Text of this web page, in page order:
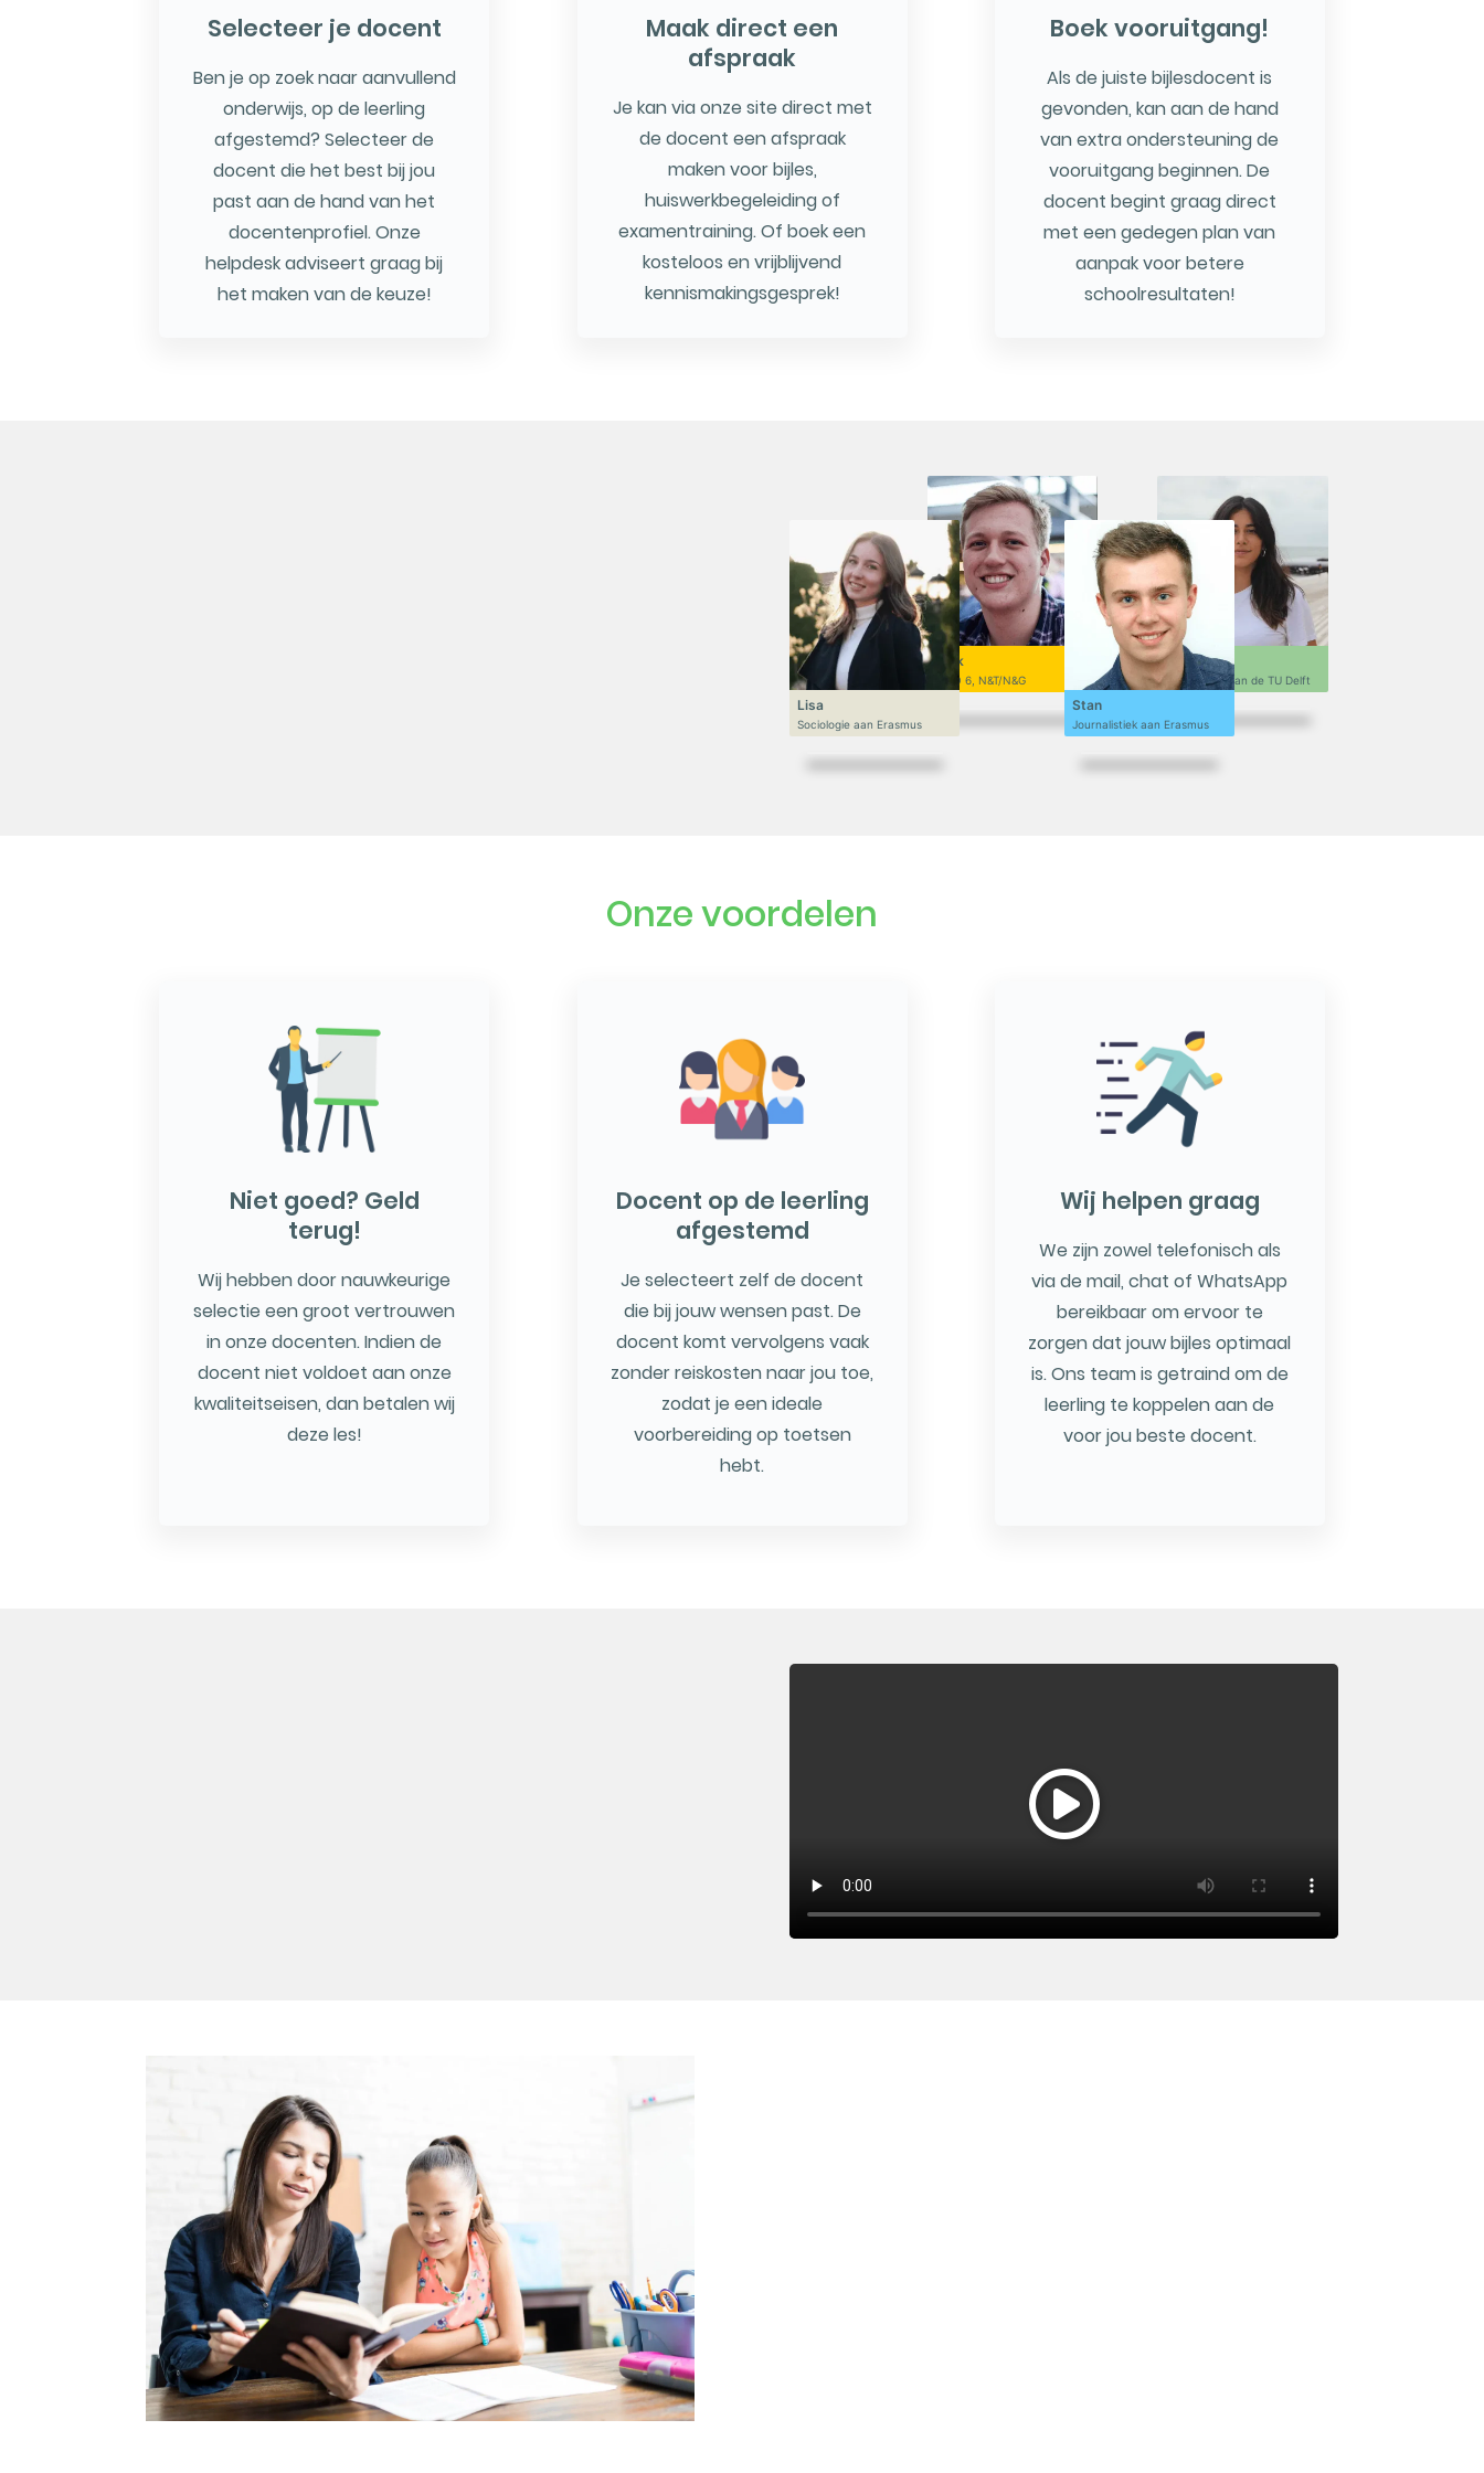
Selecteer je docent
Ben je op zoek naar aanvullend
onderwijs, op de leerling
afgestemd? Selecteer de
docent die het best bij jou
past aan de hand van het
docentenprofiel. Onze
helpdesk adviseert graag bij
het maken van de keuze!
Maak direct een
afspraak
Je kan via onze site direct met
de docent een afspraak
maken voor bijles,
huiswerkbegeleiding of
examentraining. Of boek een
kosteloos en vrijblijvend
kennismakingsgesprek!
Boek vooruitgang!
Als de juiste bijlesdocent is
gevonden, kan aan de hand
van extra ondersteuning de
vooruitgang beginnen. De
docent begint graag direct
met een gedegen plan van
aanpak voor betere
schoolresultaten!
Niek
VWO 6, N&T/N&G
Lisa
Sociologie aan Erasmus
Sofi
Ontwerpen aan de TU Delft
Stan
Journalistiek aan Erasmus
Onze voordelen
Niet goed? Geld
terug!
Wij hebben door nauwkeurige
selectie een groot vertrouwen
in onze docenten. Indien de
docent niet voldoet aan onze
kwaliteitseisen, dan betalen wij
deze les!
Docent op de leerling
afgestemd
Je selecteert zelf de docent
die bij jouw wensen past. De
docent komt vervolgens vaak
zonder reiskosten naar jou toe,
zodat je een ideale
voorbereiding op toetsen
hebt.
Wij helpen graag
We zijn zowel telefonisch als
via de mail, chat of WhatsApp
bereikbaar om ervoor te
zorgen dat jouw bijles optimaal
is. Ons team is getraind om de
leerling te koppelen aan de
voor jou beste docent.